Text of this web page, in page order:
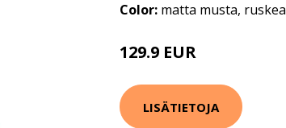
Color: matta musta, ruskea
129.9 EUR
LISÄTIETOJA